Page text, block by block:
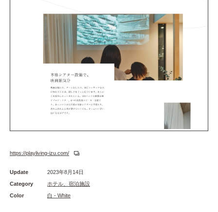
https://playliving-izu.com/
Update
2023年8月14日
Category
ホテル、宿泊施設
Color
白 - White